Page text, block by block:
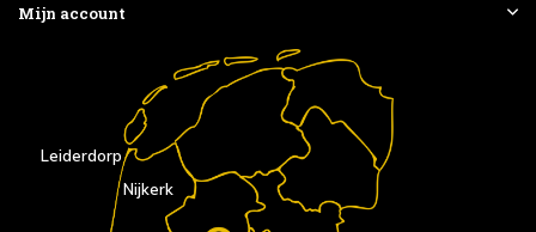
Mijn account
Nijkerk
Leiderdorp